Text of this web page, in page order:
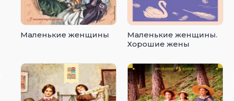
Маленькие женщины
Маленькие женщины.
Хорошие жены